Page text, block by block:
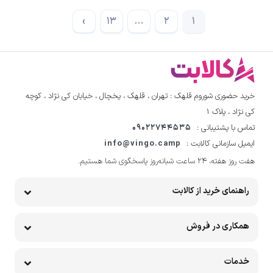
1
2
…
13
›
خرید حضوری شوروم قلهک : تهران ، قلهک ، یخچال ، خیابان کی نژاد ، کوچه
کی نژاد ، پلاک ۱
تماس با پشتیبانی : 09022744535
ایمیل سازمانی کالابت : info@vingo.camp
هفت روز هفته، ۲۴ ساعت شبانه‌روز پاسخگوی شما هستیم.
راهنمای خرید از کالابت
همکاری در فروش
خدمات